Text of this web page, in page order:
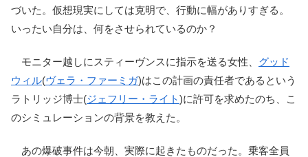
づいた。仮想現実にしては克明で、行動に幅がありすぎる。
いったい自分は、何をさせられているのか？
モニター越しにスティーヴンスに指示を送る女性、 グッド
ウィル(ヴェラ・ファーミガ)はこの計画の責任者であるという
ラトリッジ博士(ジェフリー・ライト)に許可を求めたのち、こ
のシミュレーションの背景を教えた。
あの爆破事件は今朝、実際に起きたものだった。乗客全員